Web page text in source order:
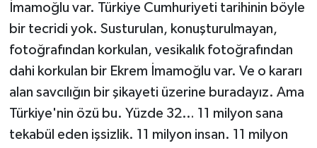
İmamoğlu var. Türkiye Cumhuriyeti tarihinin böyle
bir tecridi yok. Susturulan, konuşturulmayan,
fotoğrafından korkulan, vesikalık fotoğrafından
dahi korkulan bir Ekrem İmamoğlu var. Ve o kararı
alan savcılığın bir şikayeti üzerine buradayız. Ama
Türkiye'nin özü bu. Yüzde 32… 11 milyon sana
tekabül eden işsizlik. 11 milyon insan. 11 milyon